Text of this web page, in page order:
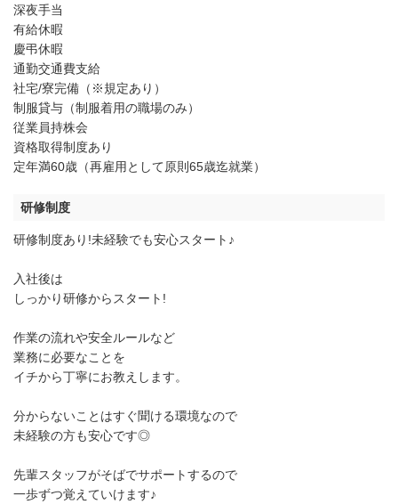
深夜手当
有給休暇
慶弔休暇
通勤交通費支給
社宅/寮完備（※規定あり）
制服貸与（制服着用の職場のみ）
従業員持株会
資格取得制度あり
定年満60歳（再雇用として原則65歳迄就業）
研修制度
研修制度あり!未経験でも安心スタート♪
入社後は
しっかり研修からスタート!
作業の流れや安全ルールなど
業務に必要なことを
イチから丁寧にお教えします。
分からないことはすぐ聞ける環境なので
未経験の方も安心です◎
先輩スタッフがそばでサポートするので
一歩ずつ覚えていけます♪